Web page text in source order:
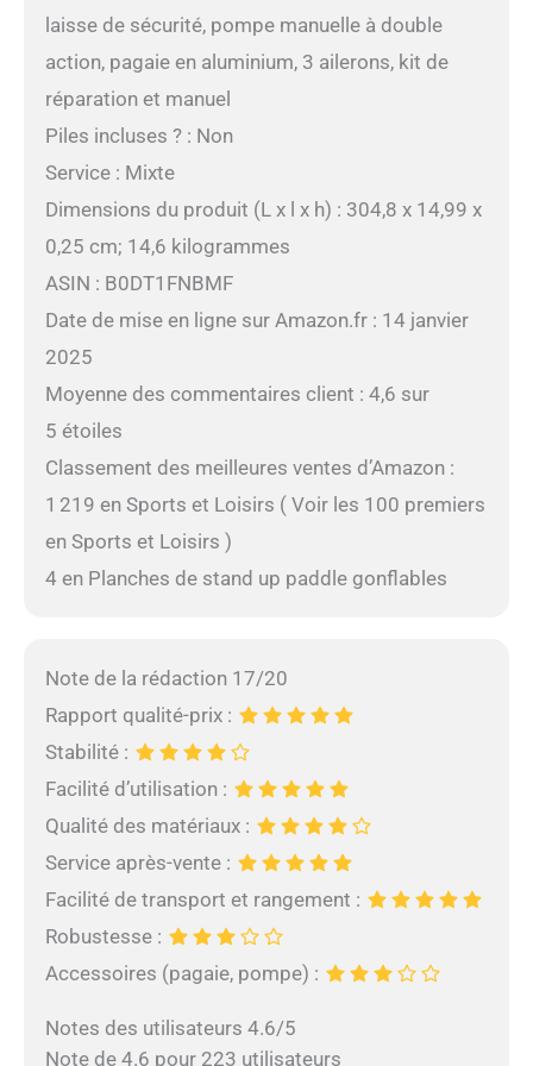
laisse de sécurité, pompe manuelle à double
action, pagaie en aluminium, 3 ailerons, kit de
réparation et manuel
Piles incluses ? : Non
Service : Mixte
Dimensions du produit (L x l x h) : 304,8 x 14,99 x
0,25 cm; 14,6 kilogrammes
ASIN : B0DT1FNBMF
Date de mise en ligne sur Amazon.fr : 14 janvier
2025
Moyenne des commentaires client : 4,6 sur
5 étoiles
Classement des meilleures ventes d’Amazon :
1 219 en Sports et Loisirs ( Voir les 100 premiers
en Sports et Loisirs )
4 en Planches de stand up paddle gonflables
Note de la rédaction 17/20
Rapport qualité-prix :
Stabilité :
Facilité d’utilisation :
Qualité des matériaux :
Service après-vente :
Facilité de transport et rangement :
Robustesse :
Accessoires (pagaie, pompe) :
Notes des utilisateurs 4.6/5
Note de 4.6 pour 223 utilisateurs